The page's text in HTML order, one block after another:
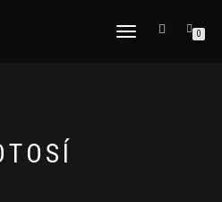
CAMBIAR
0